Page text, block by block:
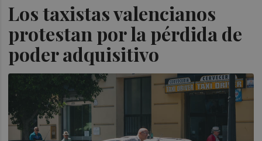
Los taxistas valencianos
protestan por la pérdida de
poder adquisitivo